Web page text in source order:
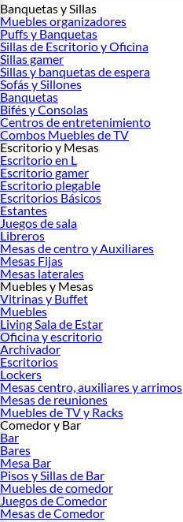
Banquetas y Sillas
Muebles organizadores
Puffs y Banquetas
Sillas de Escritorio y Oficina
Sillas gamer
Sillas y banquetas de espera
Sofás y Sillones
Banquetas
Bifés y Consolas
Centros de entretenimiento
Combos Muebles de TV
Escritorio y Mesas
Escritorio en L
Escritorio gamer
Escritorio plegable
Escritorios Básicos
Estantes
Juegos de sala
Libreros
Mesas de centro y Auxiliares
Mesas Fijas
Mesas laterales
Muebles y Mesas
Vitrinas y Buffet
Muebles
Living Sala de Estar
Oficina y escritorio
Archivador
Escritorios
Lockers
Mesas centro, auxiliares y arrimos
Mesas de reuniones
Muebles de TV y Racks
Comedor y Bar
Bar
Bares
Mesa Bar
Pisos y Sillas de Bar
Muebles de comedor
Juegos de Comedor
Mesas de Comedor